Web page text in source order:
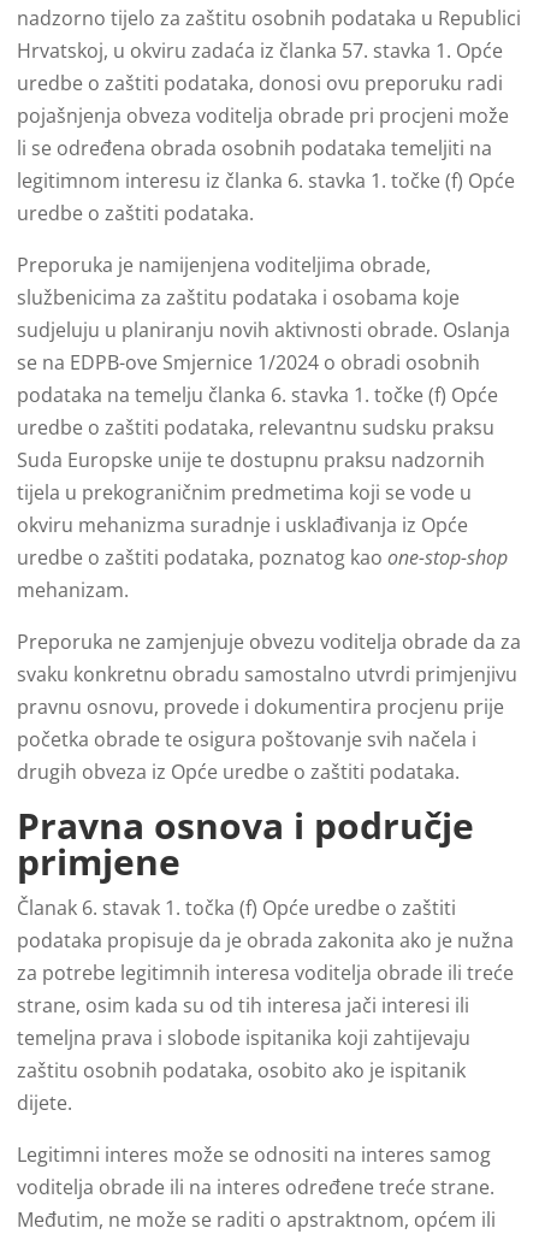
nadzorno tijelo za zaštitu osobnih podataka u Republici
Hrvatskoj, u okviru zadaća iz članka 57. stavka 1. Opće
uredbe o zaštiti podataka, donosi ovu preporuku radi
pojašnjenja obveza voditelja obrade pri procjeni može
li se određena obrada osobnih podataka temeljiti na
legitimnom interesu iz članka 6. stavka 1. točke (f) Opće
uredbe o zaštiti podataka.
Preporuka je namijenjena voditeljima obrade,
službenicima za zaštitu podataka i osobama koje
sudjeluju u planiranju novih aktivnosti obrade. Oslanja
se na EDPB-ove Smjernice 1/2024 o obradi osobnih
podataka na temelju članka 6. stavka 1. točke (f) Opće
uredbe o zaštiti podataka, relevantnu sudsku praksu
Suda Europske unije te dostupnu praksu nadzornih
tijela u prekograničnim predmetima koji se vode u
okviru mehanizma suradnje i usklađivanja iz Opće
uredbe o zaštiti podataka, poznatog kao one-stop-shop
mehanizam.
Preporuka ne zamjenjuje obvezu voditelja obrade da za
svaku konkretnu obradu samostalno utvrdi primjenjivu
pravnu osnovu, provede i dokumentira procjenu prije
početka obrade te osigura poštovanje svih načela i
drugih obveza iz Opće uredbe o zaštiti podataka.
Pravna osnova i područje
primjene
Članak 6. stavak 1. točka (f) Opće uredbe o zaštiti
podataka propisuje da je obrada zakonita ako je nužna
za potrebe legitimnih interesa voditelja obrade ili treće
strane, osim kada su od tih interesa jači interesi ili
temeljna prava i slobode ispitanika koji zahtijevaju
zaštitu osobnih podataka, osobito ako je ispitanik
dijete.
Legitimni interes može se odnositi na interes samog
voditelja obrade ili na interes određene treće strane.
Međutim, ne može se raditi o apstraktnom, općem ili